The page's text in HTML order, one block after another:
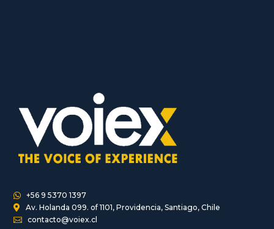
 +56 9 5370 1397
 Av. Holanda 099. of 1101, Providencia, Santiago, Chile
 contacto@voiex.cl